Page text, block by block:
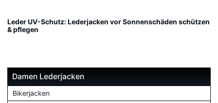
Leder UV-Schutz: Lederjacken vor Sonnenschäden schützen
& pflegen
Damen Lederjacken
Bikerjacken